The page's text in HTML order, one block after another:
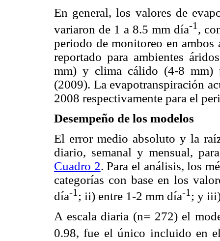
En general, los valores de
variaron de 1 a 8.5 mm día-1 ,
periodo de monitoreo en ambos
reportado para ambientes
mm) y clima cálido (4-8
(2009). La evapotranspiración
2008 respectivamente para el
Desempeño de los modelos
El error medio absoluto y la
diario, semanal y mensual,
Cuadro 2. Para el análisis, los
categorías con base en los
día-1 ; ii) entre 1-2 mm día-1 ; y
A escala diaria (n= 272) el
0.98, fue el único incluido en